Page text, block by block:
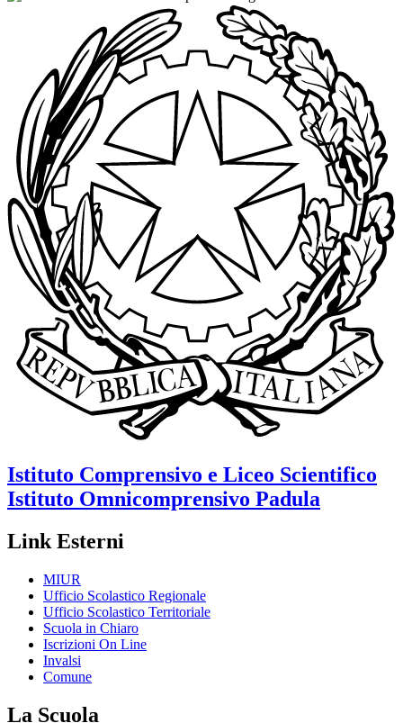
Istituto Comprensivo e Liceo Scientifico
Istituto Omnicomprensivo Padula
Link Esterni
MIUR
Ufficio Scolastico Regionale
Ufficio Scolastico Territoriale
Scuola in Chiaro
Iscrizioni On Line
Invalsi
Comune
La Scuola